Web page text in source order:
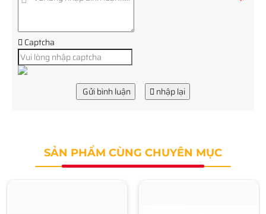
Captcha
Gửi bình luận nhập lại
SẢN PHẨM CÙNG CHUYÊN MỤC